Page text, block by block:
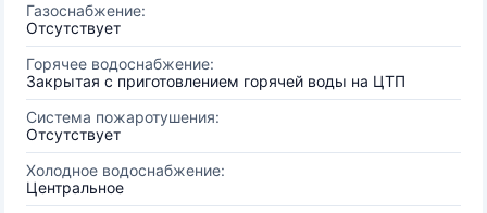
Газоснабжение:
Отсутствует
Горячее водоснабжение:
Закрытая с приготовлением горячей воды на ЦТП
Система пожаротушения:
Отсутствует
Холодное водоснабжение:
Центральное